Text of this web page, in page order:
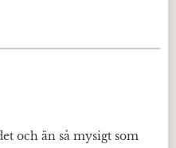
och än så mysigt som